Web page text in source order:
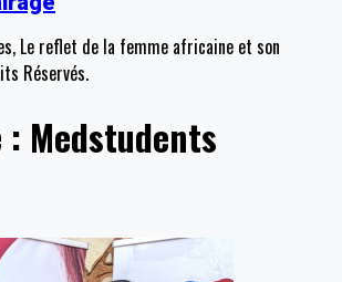
Le reflet de la femme africaine et son
Réservés.
: Medstudents